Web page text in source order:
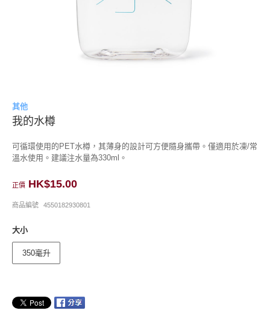
其他
我的水樽
可循環使用的PET水樽，其薄身的設計可方便隨身攜帶。僅適用於凍/常
溫水使用。建議注水量為330ml。
正價 HK$15.00
商品編號 4550182930801
大小
350毫升